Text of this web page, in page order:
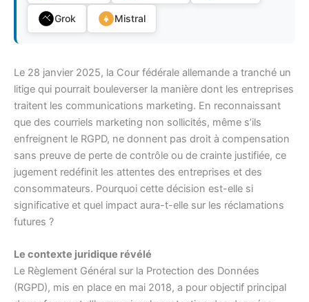
Grok Mistral
Le 28 janvier 2025, la Cour fédérale allemande a tranché un
litige qui pourrait bouleverser la manière dont les entreprises
traitent les communications marketing. En reconnaissant
que des courriels marketing non sollicités, même s’ils
enfreignent le RGPD, ne donnent pas droit à compensation
sans preuve de perte de contrôle ou de crainte justifiée, ce
jugement redéfinit les attentes des entreprises et des
consommateurs. Pourquoi cette décision est-elle si
significative et quel impact aura-t-elle sur les réclamations
futures ?
Le contexte juridique révélé
Le Règlement Général sur la Protection des Données
(RGPD), mis en place en mai 2018, a pour objectif principal